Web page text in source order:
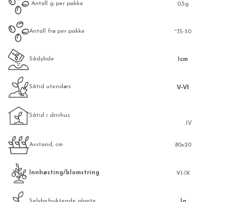
Antall g per pakke 0,5g
Antall frø per pakke ~35-50
Sådybde 1cm
Såtid utendørs V-VI
Såtid i drivhus
IV
Avstand, cm 80x20
Innhøsting/blomstring VI-IX